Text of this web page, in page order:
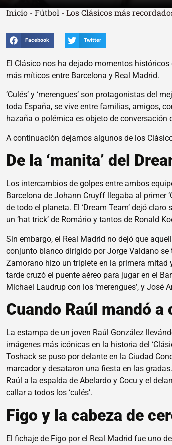
Inicio - Fútbol - Los Clásicos más
Facebook Twitter
El Clásico nos ha dejado momentos
más míticos entre Barcelona y Real Madrid.
‘Culés’ y ‘merengues’ son protagonistas del
toda España, se vive entre familias, amigos,
hazaña o polémica es objeto de conversación
A continuación dejamos algunos de los
De la ‘manita’ del
Los intercambios de golpes entre ambos
Barcelona de Johann Cruyff llegaba al primer
de todo el planeta. El ‘Dream Team’ dejó
un ‘hat trick’ de Romário y tantos de Ronald
Sin embargo, el Real Madrid no dejó que
conjunto blanco dirigido por Jorge Valdano se
Zamorano hizo un triplete en la primera mitad
tarde cruzó el puente aéreo para jugar en el
Michael Laudrup con los ‘merengues’, y José
Cuando Raúl mandó a
La estampa de un joven Raúl González
imágenes más icónicas en la historia del
Toshack se puso por delante en la Ciudad
marcador y desataron una fiesta en las
Raúl a la espalda de Abelardo y Cocu y el
callar a todos los ‘culés’.
Figo y la cabeza de
El fichaje de Figo por el Real Madrid fue uno